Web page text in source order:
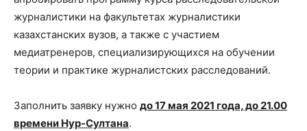
журналистики на факультетах журналистики
казахстанских вузов, а также с участием
медиатренеров, специализирующихся на обучении
теории и практике журналистских расследований.
Заполнить заявку нужно до 17 мая 2021 года, до 21.00
времени Нур-Султана.